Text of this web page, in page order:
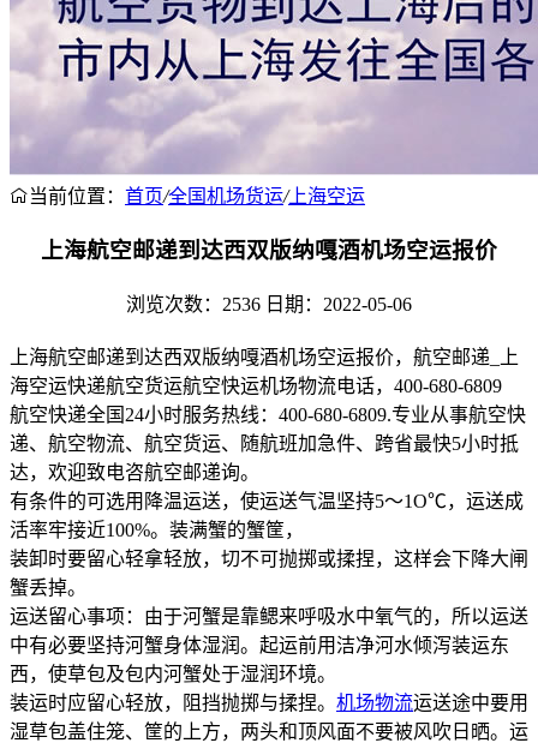
当前位置： 首页/全国机场货运/上海空运
上海航空邮递到达西双版纳嘎酒机场空运报价
浏览次数：2536 日期：2022-05-06
上海航空邮递到达西双版纳嘎酒机场空运报价，航空邮递_上
海空运快递航空货运航空快运机场物流电话，400-680-6809
航空快递全国24小时服务热线：400-680-6809.专业从事航空快
递、航空物流、航空货运、随航班加急件、跨省最快5小时抵
达，欢迎致电咨航空邮递询。
有条件的可选用降温运送，使运送气温坚持5～1O℃，运送成
活率牢接近100%。装满蟹的蟹筐，
装卸时要留心轻拿轻放，切不可抛掷或揉捏，这样会下降大闸
蟹丢掉。
运送留心事项：由于河蟹是靠鳃来呼吸水中氧气的，所以运送
中有必要坚持河蟹身体湿润。起运前用洁净河水倾泻装运东
西，使草包及包内河蟹处于湿润环境。
装运时应留心轻放，阻挡抛掷与揉捏。 机场物流运送途中要用
湿草包盖住笼、筐的上方，两头和顶风面不要被风吹日晒。运